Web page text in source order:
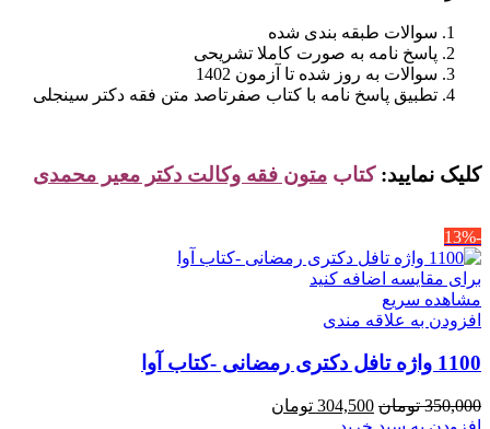
سوالات طبقه بندی شده
پاسخ نامه به صورت کاملا تشریحی
سوالات به روز شده تا آزمون 1402
تطبیق پاسخ نامه با کتاب صفرتاصد متن فقه دکتر سینجلی
کلیک نمایید: کتاب متون فقه وکالت دکتر معیر محمدی
-13%
برای مقایسه اضافه کنید
مشاهده سریع
افزودن به علاقه مندی
1100 واژه تافل دکتری رمضانی -کتاب آوا
350,000 تومان قیمت
304,500 تومان